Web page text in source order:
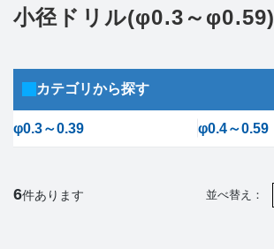
お問い合わせ
小径ドリル(φ0.3～φ0.59)
カテゴリから探す
φ0.3～0.39 φ0.4～0.59
6件あります 並べ替え：